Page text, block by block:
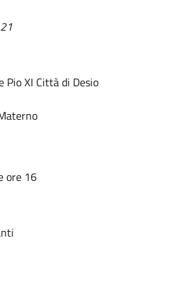
Pio XI Città di Desio
ore 16